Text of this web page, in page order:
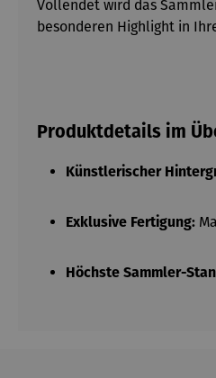
Vollendet wird das
besonderen Highlight in
Produktdetails im
Künstlerischer
Exklusive Fertigung:
Höchste Sammler-